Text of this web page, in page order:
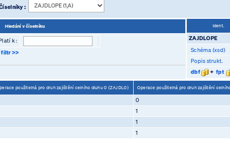
:
Hledání v číselníku
k :
filtr >>
Ident.
ZAJDLOPE
Schéma (xsd)
Popis strukt.
dbf
+ fpt
použitelná pro druh zajištění celního dluhu 0 (ZAJDL0) Operace použitelná pro druh zajištění
0
1
1
1